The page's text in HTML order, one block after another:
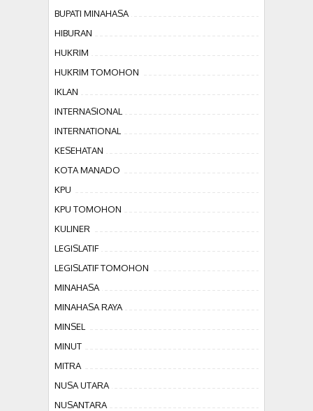
BUPATI MINAHASA
HIBURAN
HUKRIM
HUKRIM TOMOHON
IKLAN
INTERNASIONAL
INTERNATIONAL
KESEHATAN
KOTA MANADO
KPU
KPU TOMOHON
KULINER
LEGISLATIF
LEGISLATIF TOMOHON
MINAHASA
MINAHASA RAYA
MINSEL
MINUT
MITRA
NUSA UTARA
NUSANTARA